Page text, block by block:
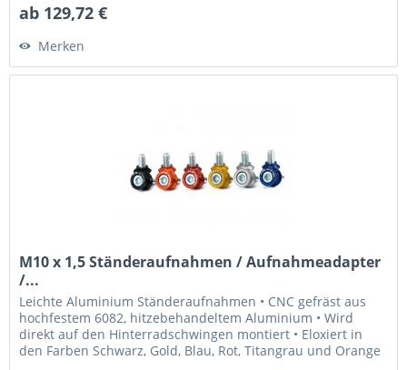
ab 129,72 €
Merken
M10 x 1,5 Ständeraufnahmen / Aufnahmeadapter
/...
Leichte Aluminium Ständeraufnahmen • CNC gefräst aus
hochfestem 6082, hitzebehandeltem Aluminium • Wird
direkt auf den Hinterradschwingen montiert • Eloxiert in
den Farben Schwarz, Gold, Blau, Rot, Titangrau und Orange